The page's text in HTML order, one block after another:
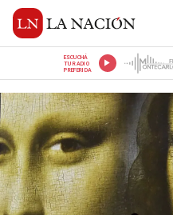
ESCUCHÁ
TU RADIO
PREFERIDA